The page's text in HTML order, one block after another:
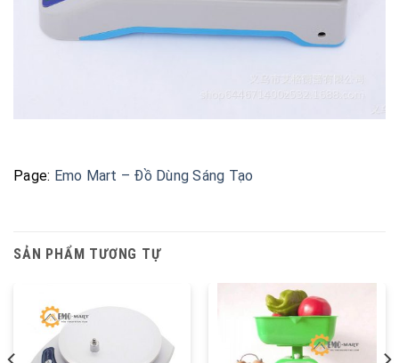
Page: Emo Mart – Đồ Dùng Sáng Tạo
SẢN PHẨM TƯƠNG TỰ